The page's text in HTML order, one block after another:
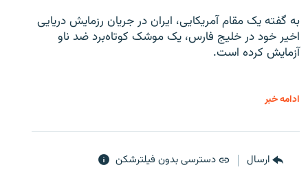
به گفته یک مقام آمریکایی، ایران در جریان رزمایش دریایی
اخیر خود در خلیج فارس، یک موشک کوتاه‌برد ضد ناو
آزمایش کرده است.
ادامه خبر
ارسال دسترسی بدون فیلترشکن